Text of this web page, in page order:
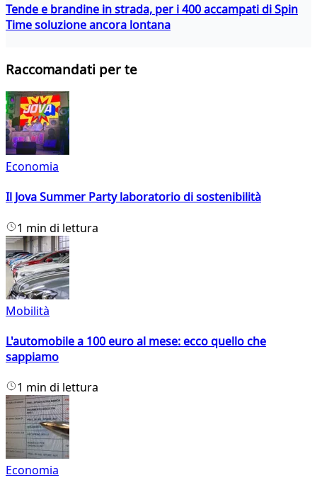
Tende e brandine in strada, per i 400 accampati di Spin
Time soluzione ancora lontana
Raccomandati per te
Economia
Il Jova Summer Party laboratorio di sostenibilità
1 min di lettura
Mobilità
L'automobile a 100 euro al mese: ecco quello che
sappiamo
1 min di lettura
Economia